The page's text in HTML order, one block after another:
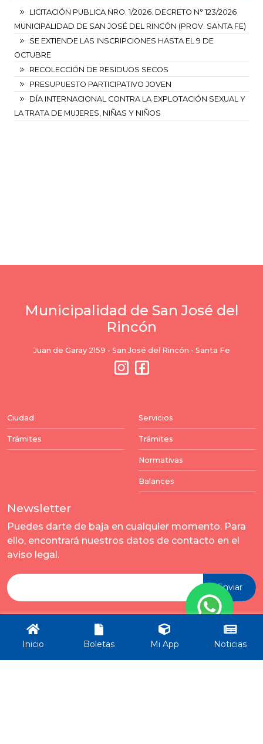
LICITACIÓN PUBLICA NRO. 1/2026. DECRETO N° 123/2026
MUNICIPALIDAD DE SAN JOSÉ DEL RINCÓN (PROV. SANTA FE)
SE EXTIENDE LAS INSCRIPCIONES HASTA EL 9 DE
OCTUBRE
RECOLECCIÓN DE RESIDUOS SECOS
PRESUPUESTO PARTICIPATIVO JOVEN
DÍA INTERNACIONAL CONTRA LA EXPLOTACIÓN SEXUAL Y
LA TRATA DE MUJERES, NIÑAS Y NIÑOS
Municipalidad de San José del
Rincón
Juan de Garay 2159 - San José del Rincón - Santa Fe
Ciudad
Trámites
Servicios
Trámites
Normativas
Balances
Newsletter
Puedes darte de baja en cualquier momento. Para
ello, encontrará nuestros datos de contacto en el
aviso legal.
Enviar
Inicio Boletas Mi App Noticias